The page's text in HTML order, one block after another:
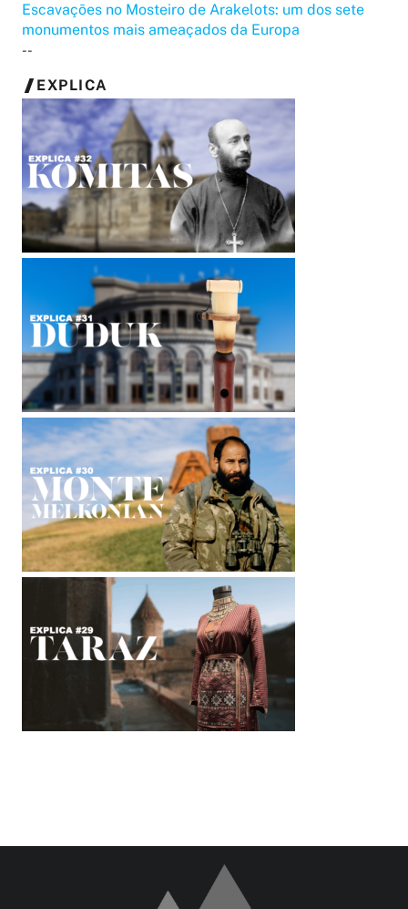
Escavações no Mosteiro de Arakelots: um dos sete
monumentos mais ameaçados da Europa
--
EXPLICA